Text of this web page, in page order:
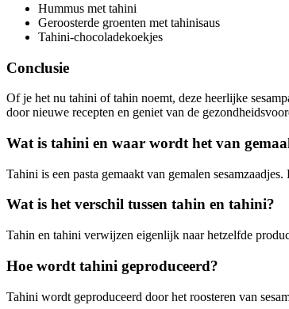
Hummus met tahini
Geroosterde groenten met tahinisaus
Tahini-chocoladekoekjes
Conclusie
Of je het nu tahini of tahin noemt, deze heerlijke
door nieuwe recepten en geniet van de
Wat is tahini en waar wordt het van
Tahini is een pasta gemaakt van gemalen
Wat is het verschil tussen tahin en tahini?
Tahin en tahini verwijzen eigenlijk naar hetzelfde
Hoe wordt tahini geproduceerd?
Tahini wordt geproduceerd door het roosteren van